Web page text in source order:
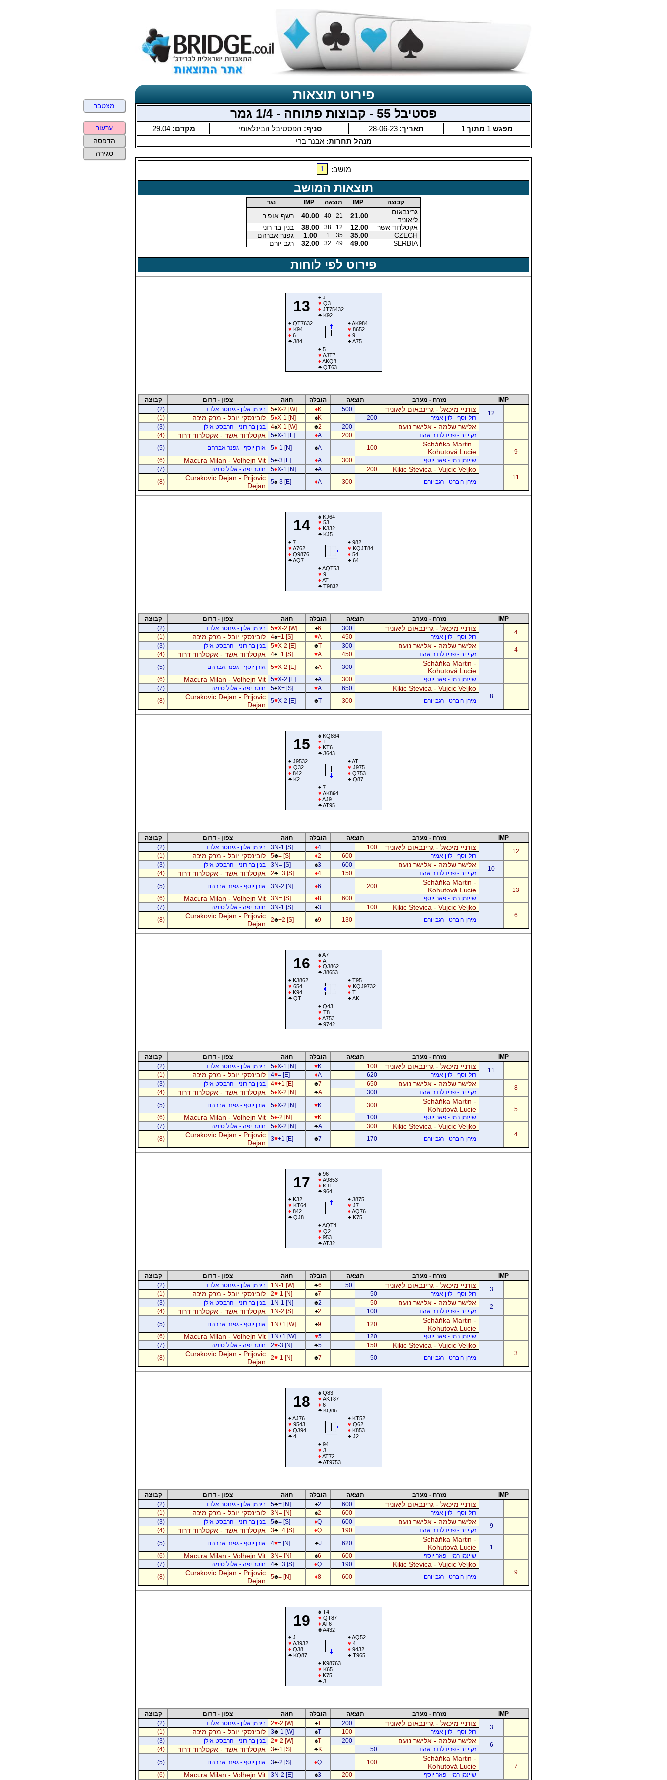
פירוט תוצאות
פסטיבל 55 - קבוצות פתוחה - 1/4 גמר
מפגש 1 מתוך 1 תאריך:28-06-23 סניף: הפסטיבל הבינלאומי מקדם:29.04
מנהל תחרות:אבנר ברי
מושב: 1
תוצאות המושב
קבוצה IMP תוצאה IMP נגד
גרינבאום
ליאוניד
21.00
21
40
40.00
רשף אופיר
אקסלרוד אשר
12.00
12
38
38.00
בנין בר רוני
CZECH
35.00
35
1
1.00
גפנר אברהם
SERBIA
49.00
49
32
32.00 רגב יורם
פירוט לפי לוחות
13
♠J
♥ Q3
♦ JT75432
♣K92
♠QT7632
♥ K94
♦ 6
♣J84
♠AK984
♥ 8652
♦ 9
♣A75
♠5
♥ AJT7
♦ AKQ8
♣QT63
IMP מזרח - מערב תוצאה הובלה חוזה צפון - דרום
קבוצה
12
צורניי מיכאל - גרינבאום ליאוניד 500
♦K
5♠X-2 [W] בירמן אלון - גינוסר אלדד
(2)
רול יוסף - לוין אמיר
200
♠K
5♦X-1 [N] לובינסקי יובל - מרק מיכה (1)
אלישר שלמה - אלישר נועם 200
♣2
4♠X-1 [W] בנין בר רוני - הרבסט אילן
(3)
זק יניב - פרידלנדר אהוד
200
♦A
5♠X-1 [E] אקסלרוד אשר - אקסלרוד דרור (4)
9
Scháňka Martin -
Kohutová Lucie
100
♠A
5♦-1 [N] אורן יוסף - גפנר אברהם
(5)
שיינמן רמי - פאר יוסף
300
♦A
5♠-3 [E]
Macura Milan - Volhejn Vit
(6)
11
Kikic Stevica - Vujcic Veljko
200
♠A
5♦X-1 [N] חוטר יפה - אלול סימה
(7)
מירון רוברט - רגב יורם
300
♦A
5♠-3 [E]
Curakovic Dejan - Prijovic
Dejan
(8)
14
♠KJ64
♥ 53
♦ KJ32
♣KJ5
♠7
♥ A762
♦ Q9876
♣AQ7
♠982
♥ KQJT84
♦ 54
♣64
♠AQT53
♥ 9
♦ AT
♣T9832
IMP מזרח - מערב תוצאה הובלה חוזה צפון - דרום
קבוצה
4
צורניי מיכאל - גרינבאום ליאוניד 300
♠6
5♥X-2 [W] בירמן אלון - גינוסר אלדד
(2)
רול יוסף - לוין אמיר
450
♥A
4♠+1 [S] לובינסקי יובל - מרק מיכה
(1)
4
אלישר שלמה - אלישר נועם 300
♣T
5♥X-2 [E] בנין בר רוני - הרבסט אילן
(3)
זק יניב - פרידלנדר אהוד
450
♥A
4♠+1 [S] אקסלרוד אשר - אקסלרוד דרור (4)
Scháňka Martin -
Kohutová Lucie
300
♠A
5♥X-2 [E] אורן יוסף - גפנר אברהם
(5)
שיינמן רמי - פאר יוסף
300
♠A
5♥X-2 [E]
Macura Milan - Volhejn Vit
(6)
8
Kikic Stevica - Vujcic Veljko
650
♥A
5♠X= [S] חוטר יפה - אלול סימה
(7)
מירון רוברט - רגב יורם
300
♣T
5♥X-2 [E]
Curakovic Dejan - Prijovic
Dejan
(8)
15
♠KQ864
♥ T
♦ KT6
♣J643
♠J9532
♥ Q32
♦ 842
♣K2
♠AT
♥ J975
♦ Q753
♣Q87
♠7
♥ AK864
♦ AJ9
♣AT95
IMP מזרח - מערב תוצאה הובלה חוזה צפון - דרום
קבוצה
12
צורניי מיכאל - גרינבאום ליאוניד 100
♦4
3N-1 [S] בירמן אלון - גינוסר אלדד
(2)
רול יוסף - לוין אמיר
600
♦2
5♣= [S] לובינסקי יובל - מרק מיכה
(1)
10
אלישר שלמה - אלישר נועם 600
♠3
3N= [S] בנין בר רוני - הרבסט אילן
(3)
זק יניב - פרידלנדר אהוד
150
♦4
2♣+3 [S] אקסלרוד אשר - אקסלרוד דרור (4)
13
Scháňka Martin -
Kohutová Lucie
200
♦6
3N-2 [N] אורן יוסף - גפנר אברהם
(5)
שיינמן רמי - פאר יוסף
600
♦8
3N= [S]
Macura Milan - Volhejn Vit
(6)
6
Kikic Stevica - Vujcic Veljko
100
♠3
3N-1 [S] חוטר יפה - אלול סימה
(7)
מירון רוברט - רגב יורם
130
♠9
2♣+2 [S]
Curakovic Dejan - Prijovic
Dejan
(8)
16
♠A7
♥ A
♦ QJ862
♣J8653
♠KJ862
♥ 654
♦ K94
♣QT
♠T95
♥ KQJ9732
♦ T
♣AK
♠Q43
♥ T8
♦ A753
♣9742
IMP מזרח - מערב תוצאה הובלה חוזה צפון - דרום
קבוצה
11
צורניי מיכאל - גרינבאום ליאוניד 100
♥K
5♦X-1 [N] בירמן אלון - גינוסר אלדד
(2)
רול יוסף - לוין אמיר
620
♦A
4♥= [E] לובינסקי יובל - מרק מיכה
(1)
8
אלישר שלמה - אלישר נועם 650
♣7
4♥+1 [E] בנין בר רוני - הרבסט אילן
(3)
זק יניב - פרידלנדר אהוד
300
♣A
5♦X-2 [N] אקסלרוד אשר - אקסלרוד דרור (4)
5
Scháňka Martin -
Kohutová Lucie
300
♥K
5♦X-2 [N] אורן יוסף - גפנר אברהם
(5)
שיינמן רמי - פאר יוסף
100
♥K
5♦-2 [N]
Macura Milan - Volhejn Vit
(6)
4
Kikic Stevica - Vujcic Veljko
300
♣A
5♦X-2 [N] חוטר יפה - אלול סימה
(7)
מירון רוברט - רגב יורם
170
♣7
3♥+1 [E]
Curakovic Dejan - Prijovic
Dejan
(8)
17
♠96
♥ A9853
♦ KJT
♣964
♠K32
♥ KT64
♦ 842
♣QJ8
♠J875
♥ J7
♦ AQ76
♣K75
♠AQT4
♥ Q2
♦ 953
♣AT32
IMP מזרח - מערב תוצאה הובלה חוזה צפון - דרום
קבוצה
3
צורניי מיכאל - גרינבאום ליאוניד 50
♣6
1N-1 [W] בירמן אלון - גינוסר אלדד
(2)
רול יוסף - לוין אמיר
50
♠7
2♥-1 [N] לובינסקי יובל - מרק מיכה
(1)
2
אלישר שלמה - אלישר נועם 50
♣2
1N-1 [N] בנין בר רוני - הרבסט אילן
(3)
זק יניב - פרידלנדר אהוד
100
♠2
1N-2 [S] אקסלרוד אשר - אקסלרוד דרור (4)
Scháňka Martin -
Kohutová Lucie
120
♠9
1N+1 [W] אורן יוסף - גפנר אברהם
(5)
שיינמן רמי - פאר יוסף
120
♥5
1N+1 [W]
Macura Milan - Volhejn Vit
(6)
3
Kikic Stevica - Vujcic Veljko
150
♣5
2♥-3 [N] חוטר יפה - אלול סימה
(7)
מירון רוברט - רגב יורם
50
♣7
2♥-1 [N]
Curakovic Dejan - Prijovic
Dejan
(8)
18
♠Q83
♥ AKT87
♦ 6
♣KQ86
♠AJ76
♥ 9543
♦ QJ94
♣4
♠KT52
♥ Q62
♦ K853
♣J2
♠94
♥ J
♦ AT72
♣AT9753
IMP מזרח - מערב תוצאה הובלה חוזה צפון - דרום קבוצה
צורניי מיכאל - גרינבאום ליאוניד 600
♠2
5♣= [N] בירמן אלון - גינוסר אלדד
(2)
רול יוסף - לוין אמיר
600
♠2
3N= [N] לובינסקי יובל - מרק מיכה
(1)
9
אלישר שלמה - אלישר נועם 600
♦Q
5♣= [S] בנין בר רוני - הרבסט אילן
(3)
זק יניב - פרידלנדר אהוד
190
♦Q
3♣+4 [S] אקסלרוד אשר - אקסלרוד דרור (4)
1
Scháňka Martin -
Kohutová Lucie
620
♣J
4♥= [N] אורן יוסף - גפנר אברהם
(5)
שיינמן רמי - פאר יוסף
600
♠6
3N= [N]
Macura Milan - Volhejn Vit
(6)
9
Kikic Stevica - Vujcic Veljko
190
♦Q
4♣+3 [S] חוטר יפה - אלול סימה
(7)
מירון רוברט - רגב יורם
600
♦8
5♣= [N]
Curakovic Dejan - Prijovic
Dejan
(8)
19
♠T4
♥ QT87
♦ AT6
♣A432
♠J
♥ AJ932
♦ QJ8
♣KQ87
♠AQ52
♥ 4
♦ 9432
♣T965
♠K98763
♥ K65
♦ K75
♣J
IMP מזרח - מערב תוצאה הובלה חוזה צפון - דרום
קבוצה
3
צורניי מיכאל - גרינבאום ליאוניד 200
♠T
2♥-2 [W] בירמן אלון - גינוסר אלדד
(2)
רול יוסף - לוין אמיר
100
♠T
3♣-1 [W] לובינסקי יובל - מרק מיכה
(1)
6
אלישר שלמה - אלישר נועם 200
♠T
2♥-2 [W] בנין בר רוני - הרבסט אילן
(3)
זק יניב - פרידלנדר אהוד
50
♣K
3♠-1 [S] אקסלרוד אשר - אקסלרוד דרור (4)
7
Scháňka Martin -
Kohutová Lucie
100
♦Q
3♠-2 [S] אורן יוסף - גפנר אברהם
(5)
שיינמן רמי - פאר יוסף
200
♠3
3N-2 [E]
Macura Milan - Volhejn Vit
(6)
מצטבר
ערעור
הדפסה
סגירה